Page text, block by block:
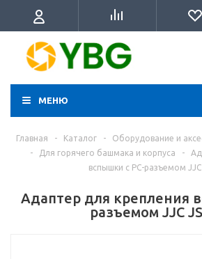
МЕНЮ
Главная - Каталог -
Оборудование и
-
Для горячего башмака и корпуса -
вспышки с PC-разъемом JJC
Адаптер для крепления
разъемом JJC